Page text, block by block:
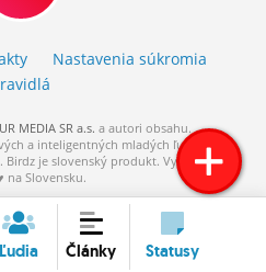
Nastavenia súkromia
MEDIA SR a.s. a autori obsahu.
a inteligentných mladých ľudí.
je slovenský produkt. Vytvorené s
na Slovensku.
Ľudia Články Statusy